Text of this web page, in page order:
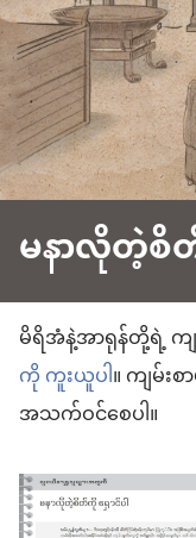
မနာလိုတဲ့စိ
မိရိအံနဲ့အာရုန်တို့ရဲ့ က
ကို ကူးယူပါ။ ကျမ်း
အသက်ဝင်စေပါ။